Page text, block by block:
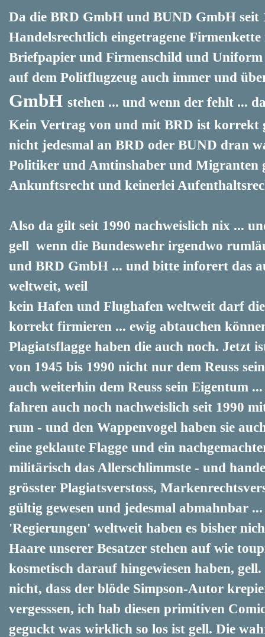
Da die BRD GmbH und BUND GmbH seit
Handelsrechtlich eingetragene
Briefpapier und Firmenschild und
auf dem Politflugzeug auch immer und
GmbH stehen ... und wenn der fehlt ...
Kein Vertrag von und mit BRD ist korrekt
nicht jedesmal an BRD oder BUND dran
Politiker und Amtinshaber und Migranten
Ankunftsrecht und keinerlei
Also da gilt seit 1990 nachweislich nix ...
gell wenn die Bundeswehr irgendwo
und BRD GmbH ... und bitte inforert das
weltweit, weil
kein Hafen und Flughafen weltweit darf
korrekt firmieren ... ewig abtauchen
Plagiatsflagge haben die auch noch. Jetzt
von 1945 bis 1990 nicht nur dem Reuss
auch weiterhin dem Reuss sein Eigentum
fahren auch noch nachweislich seit 1990
rum - und den Wappenvogel haben sie
eine geklaute Flagge und ein
militärisch das Allerschlimmste - und
grösster Plagiatsverstoss,
gültig gewesen und jedesmal abmahnbar
'Regierungen' weltweit haben es bisher
Haare unserer Besatzer stehen auf wie
kosmetisch darauf hingewiesen haben,
nicht, dass der blöde Simpson-Autor
vergesssen, ich hab diesen primitiven
geguckt was wirklich so los ist gell. Die